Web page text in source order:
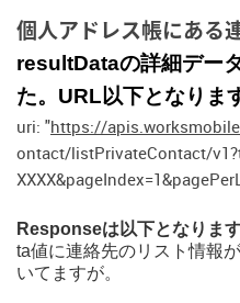
個人アドレス帳にある
resultDataの詳細デー
た。URL以下となりま
uri: "https://
ontact/listPrivateContact/
Responseは以下となります
ta値に連絡先のリスト情報
いてますが。